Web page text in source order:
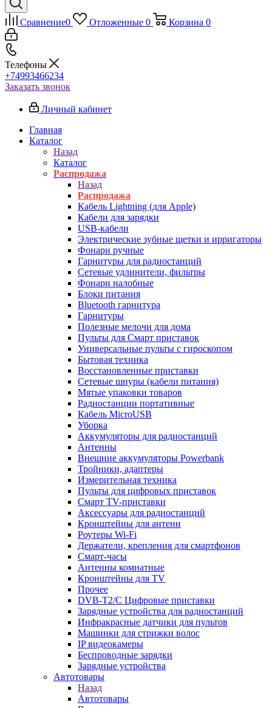
Сравнение0 Отложенные 0 Корзина 0
Телефоны
+74993466234
Заказать звонок
Личный кабинет
Главная
Каталог
Назад
Каталог
Распродажа
Назад
Распродажа
Кабель Lightning (для Apple)
Кабели для зарядки
USB-кабели
Электрические зубные щетки и ирригаторы
Фонари ручные
Гарнитуры для радиостанций
Сетевые удлинители, фильтры
Фонари налобные
Блоки питания
Bluetooth гарнитура
Гарнитуры
Полезные мелочи для дома
Пульты для Смарт приставок
Универсальные пульты с гироскопом
Бытовая техника
Восстановленные приставки
Сетевые шнуры (кабели питания)
Мятые упаковки товаров
Радиостанции портативные
Кабель MicroUSB
Уборка
Аккумуляторы для радиостанций
Антенны
Внешние аккумуляторы Powerbank
Тройники, адаптеры
Измерительная техника
Пульты для цифровых приставок
Смарт ТV-приставки
Аксессуары для радиостанций
Кронштейны для антенн
Роутеры Wi-Fi
Держатели, крепления для смартфонов
Смарт-часы
Антенны комнатные
Кронштейны для TV
Прочее
DVB-T2/C Цифровые приставки
Зарядные устройства для радиостанций
Инфракрасные датчики для пультов
Машинки для стрижки волос
IP видеокамеры
Беспроводные зарядки
Зарядные устройства
Автотовары
Назад
Автотовары